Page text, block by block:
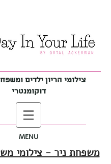
צילומי הריון ילדים
דוקומנטרי
MENU
משפחת ניר - צילומי